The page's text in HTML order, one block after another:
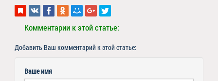
Комментарии к этой статье:
Добавить Ваш комментарий к этой статье:
Ваше имя